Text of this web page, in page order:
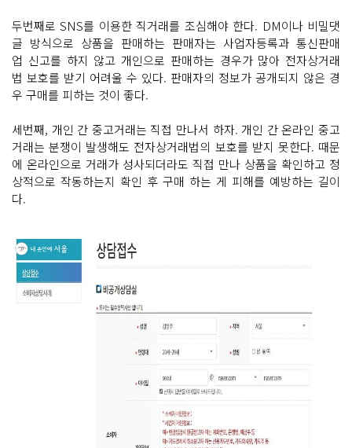
두번째로 SNS를 이용한 직거래를 조심해야 한다. DM이나 비밀댓
글 방식으로 상품을 판매하는 판매자는 사업자등록과 통신판매
업 신고를 하지 않고 개인으로 판매하는 경우가 많아 전자상거래
법 보호를 받기 어려울 수 있다. 판매자의 정보가 공개되지 않은 경
우 구매를 피하는 것이 좋다.
세번째, 개인 간 중고거래는 직접 만나서 하자. 개인 간 온라인 중고
거래는 분쟁이 발생해도 전자상거래법의 보호를 받지 못한다. 때문
에 온라인으로 거래가 성사되더라도 직접 만나 상품을 확인하고 정
상적으로 작동하는지 확인 후 구매 하는 게 피해를 예방하는 길이
다.